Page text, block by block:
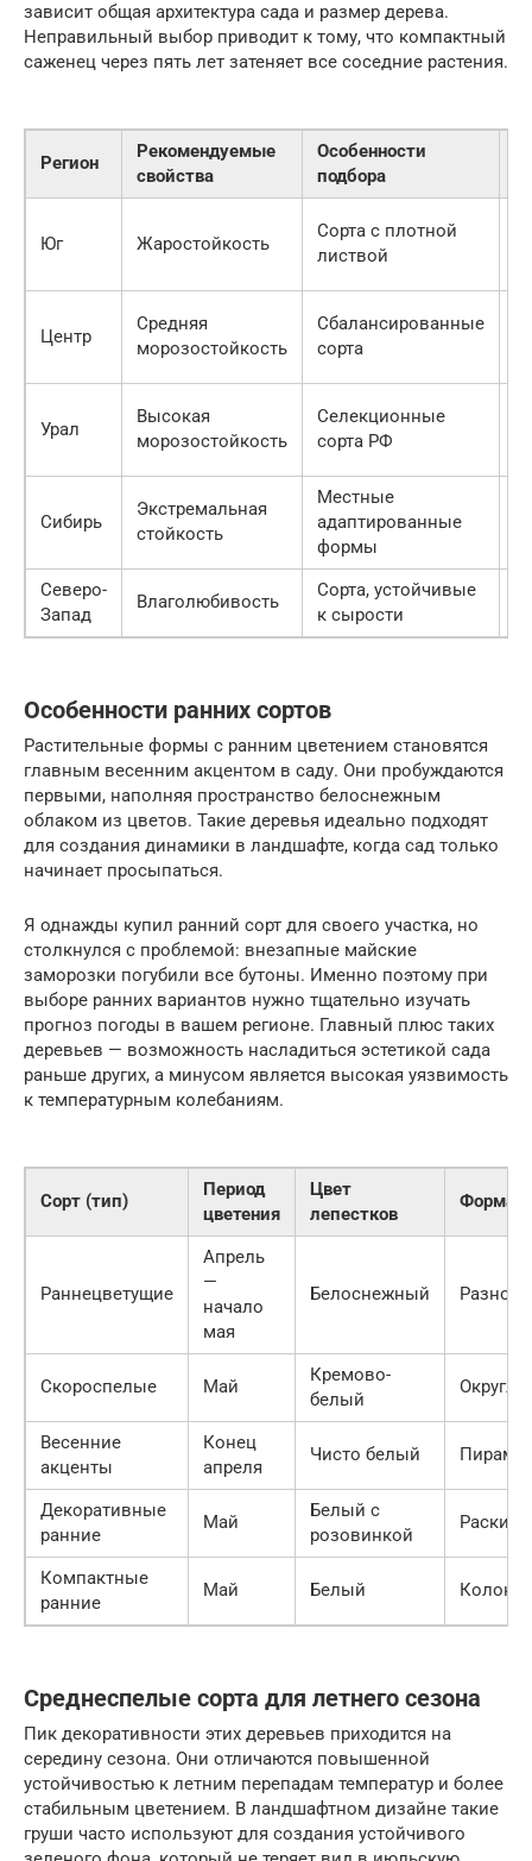
зависит общая архитектура сада и размер дерева.
Неправильный выбор приводит к тому, что компактный
саженец через пять лет затеняет все соседние растения.
Регион
Рекомендуемые
свойства
Особенности
подбора
Юг Жаростойкость
Сорта с плотной
листвой
Центр
Средняя
морозостойкость
Сбалансированные
сорта
Урал
Высокая
морозостойкость
Селекционные
сорта РФ
Сибирь
Экстремальная
стойкость
Местные
адаптированные
формы
Северо-
Запад
Влаголюбивость
Сорта, устойчивые
к сырости
Особенности ранних сортов
Растительные формы с ранним цветением становятся
главным весенним акцентом в саду. Они пробуждаются
первыми, наполняя пространство белоснежным
облаком из цветов. Такие деревья идеально подходят
для создания динамики в ландшафте, когда сад только
начинает просыпаться.
Я однажды купил ранний сорт для своего участка, но
столкнулся с проблемой: внезапные майские
заморозки погубили все бутоны. Именно поэтому при
выборе ранних вариантов нужно тщательно изучать
прогноз погоды в вашем регионе. Главный плюс таких
деревьев — возможность насладиться эстетикой сада
раньше других, а минусом является высокая уязвимость
к температурным колебаниям.
Сорт (тип)
Период
цветения
Цвет
лепестков
Форма
Раннецветущие
Апрель
—
начало
мая
Белоснежный
Скороспелые Май
Кремово-
белый
Весенние
акценты
Конец
апреля
Чисто белый
Декоративные
ранние
Май
Белый с
розовинкой
Компактные
ранние
Май Белый
Среднеспелые сорта для летнего сезона
Пик декоративности этих деревьев приходится на
середину сезона. Они отличаются повышенной
устойчивостью к летним перепадам температур и более
стабильным цветением. В ландшафтном дизайне такие
груши часто используют для создания устойчивого